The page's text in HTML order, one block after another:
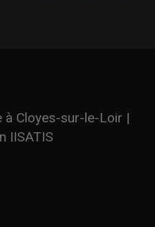
à Cloyes-sur-le-Loir |
IISATIS